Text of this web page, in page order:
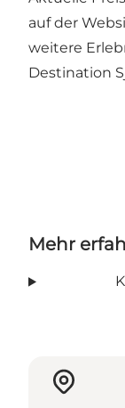
auf der
weitere
Destination
Mehr